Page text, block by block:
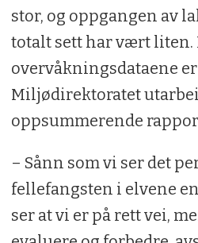
I havet minner
atlanterhavslaksen.
elvene blir den rask
utvikler hannene i
karakteristiske pukkelen
halen.
Invasjonen av
først i årene 2017, 2019
stor, og oppgangen av
totalt sett har vært liten.
overvåkningsdataene
Miljødirektoratet
oppsummerende
– Sånn som vi ser det
fellefangsten i elvene
ser at vi er på rett vei,